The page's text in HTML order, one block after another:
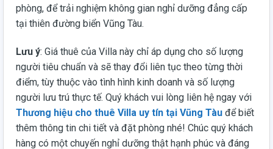
phòng, để trải nghiệm không gian nghỉ dưỡng đẳng cấp
tại thiên đường biển Vũng Tàu.
Lưu ý: Giá thuê của Villa này chỉ áp dụng cho số lượng
người tiêu chuẩn và sẽ thay đổi liên tục theo từng thời
điểm, tùy thuộc vào tình hình kinh doanh và số lượng
người lưu trú thực tế. Quý khách vui lòng liên hệ ngay với
Thương hiệu cho thuê Villa uy tín tại Vũng Tàu để biết
thêm thông tin chi tiết và đặt phòng nhé! Chúc quý khách
hàng có một chuyến nghỉ dưỡng thật hạnh phúc và đáng